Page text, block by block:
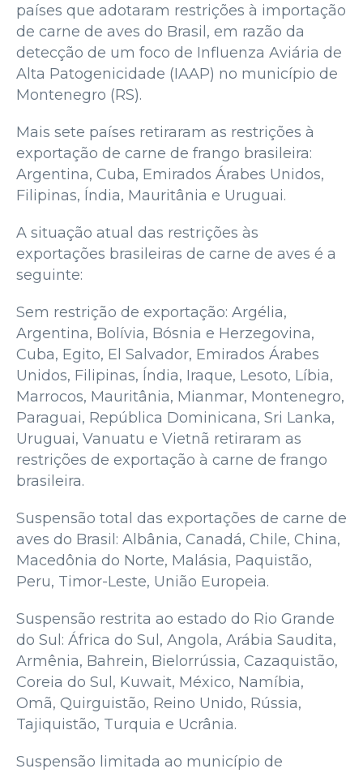
países que adotaram restrições à importação
de carne de aves do Brasil, em razão da
detecção de um foco de Influenza Aviária de
Alta Patogenicidade (IAAP) no município de
Montenegro (RS).
Mais sete países retiraram as restrições à
exportação de carne de frango brasileira:
Argentina, Cuba, Emirados Árabes Unidos,
Filipinas, Índia, Mauritânia e Uruguai.
A situação atual das restrições às
exportações brasileiras de carne de aves é a
seguinte:
Sem restrição de exportação: Argélia,
Argentina, Bolívia, Bósnia e Herzegovina,
Cuba, Egito, El Salvador, Emirados Árabes
Unidos, Filipinas, Índia, Iraque, Lesoto, Líbia,
Marrocos, Mauritânia, Mianmar, Montenegro,
Paraguai, República Dominicana, Sri Lanka,
Uruguai, Vanuatu e Vietnã retiraram as
restrições de exportação à carne de frango
brasileira.
Suspensão total das exportações de carne de
aves do Brasil: Albânia, Canadá, Chile, China,
Macedônia do Norte, Malásia, Paquistão,
Peru, Timor-Leste, União Europeia.
Suspensão restrita ao estado do Rio Grande
do Sul: África do Sul, Angola, Arábia Saudita,
Armênia, Bahrein, Bielorrússia, Cazaquistão,
Coreia do Sul, Kuwait, México, Namíbia,
Omã, Quirguistão, Reino Unido, Rússia,
Tajiquistão, Turquia e Ucrânia.
Suspensão limitada ao município de